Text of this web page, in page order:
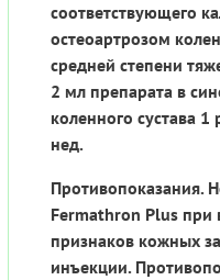
соответствующего
остеоартрозом
средней степени
2 мл препарата в
коленного сустава
нед.
Противопоказания.
Fermathron Plus при
признаков кожных
инъекции.